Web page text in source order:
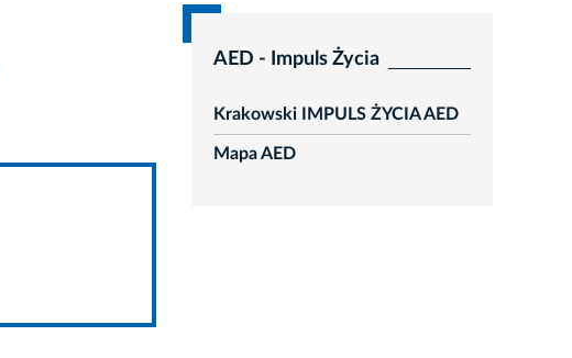
AED - Impuls Życia
Krakowski IMPULS ŻYCIA AED
Mapa AED